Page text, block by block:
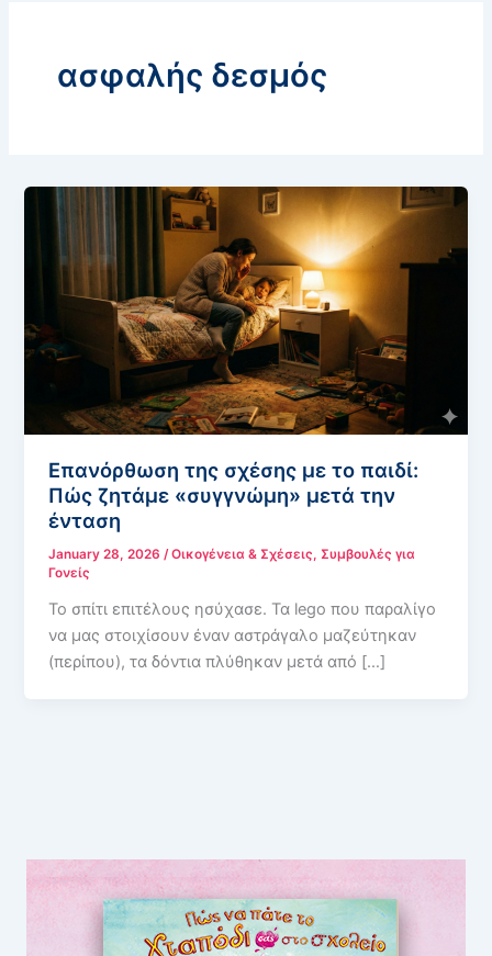
ασφαλής δεσμός
Επανόρθωση της σχέσης με το παιδί:
Πώς ζητάμε «συγγνώμη» μετά την
ένταση
January 28, 2026/Οικογένεια & Σχέσεις,Συμβουλές για
Γονείς
Το σπίτι επιτέλους ησύχασε. Τα lego που παραλίγο
να μας στοιχίσουν έναν αστράγαλο μαζεύτηκαν
(περίπου), τα δόντια πλύθηκαν μετά από […]